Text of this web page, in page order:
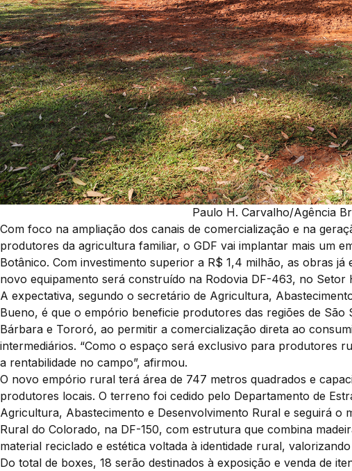
Paulo H. Carvalho/Agência
Com foco na ampliação dos canais de comercialização e na
produtores da agricultura familiar, o GDF vai implantar mais um
Botânico. Com investimento superior a R$ 1,4 milhão, as obras
novo equipamento será construído na Rodovia DF-463, no Setor
A expectativa, segundo o secretário de Agricultura,
Bueno, é que o empório beneficie produtores das regiões de São
Bárbara e Tororó, ao permitir a comercialização direta ao
intermediários. “Como o espaço será exclusivo para produtores
a rentabilidade no campo”, afirmou.
O novo empório rural terá área de 747 metros quadrados e
produtores locais. O terreno foi cedido pelo Departamento de
Agricultura, Abastecimento e Desenvolvimento Rural e seguirá o
Rural do Colorado, na DF-150, com estrutura que combina
material reciclado e estética voltada à identidade rural,
Do total de boxes, 18 serão destinados à exposição e venda de